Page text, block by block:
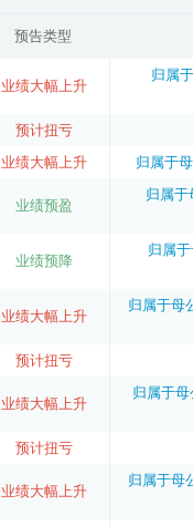
预告类型
业绩大幅上升
归属
预计扭亏
业绩大幅上升 归属于
业绩预盈
归属于
业绩预降
归属
业绩大幅上升
归属于母
预计扭亏
业绩大幅上升
归属于
预计扭亏
业绩大幅上升
归属于母